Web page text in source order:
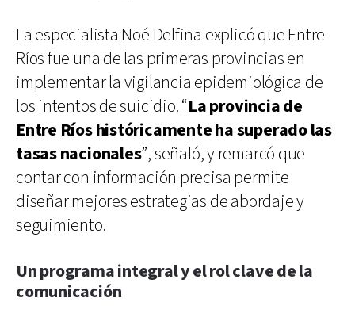
La especialista Noé Delfina explicó que Entre
Ríos fue una de las primeras provincias en
implementar la vigilancia epidemiológica de
los intentos de suicidio. “La provincia de
Entre Ríos históricamente ha superado las
tasas nacionales”, señaló, y remarcó que
contar con información precisa permite
diseñar mejores estrategias de abordaje y
seguimiento.
Un programa integral y el rol clave de la
comunicación